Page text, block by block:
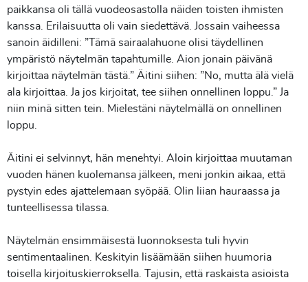
paikkansa oli tällä vuodeosastolla näiden toisten ihmisten
kanssa. Erilaisuutta oli vain siedettävä. Jossain vaiheessa
sanoin äidilleni: ”Tämä sairaalahuone olisi täydellinen
ympäristö näytelmän tapahtumille. Aion jonain päivänä
kirjoittaa näytelmän tästä.” Äitini siihen: ”No, mutta älä vielä
ala kirjoittaa. Ja jos kirjoitat, tee siihen onnellinen loppu.” Ja
niin minä sitten tein. Mielestäni näytelmällä on onnellinen
loppu.
Äitini ei selvinnyt, hän menehtyi. Aloin kirjoittaa muutaman
vuoden hänen kuolemansa jälkeen, meni jonkin aikaa, että
pystyin edes ajattelemaan syöpää. Olin liian hauraassa ja
tunteellisessa tilassa.
Näytelmän ensimmäisestä luonnoksesta tuli hyvin
sentimentaalinen. Keskityin lisäämään siihen huumoria
toisella kirjoituskierroksella. Tajusin, että raskaista asioista